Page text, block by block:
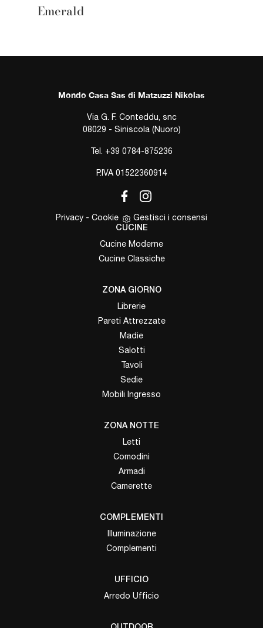
Emerald
Mondo Casa Sas di Matzuzzi Nikolas
Via G. F. Conteddu, snc
08029 - Siniscola (Nuoro)
Tel. +39 0784-875236
P.IVA 01522360914
Privacy - Cookie Gestisci i consensi
CUCINE
Cucine Moderne
Cucine Classiche
ZONA GIORNO
Librerie
Pareti Attrezzate
Madie
Salotti
Tavoli
Sedie
Mobili Ingresso
ZONA NOTTE
Letti
Comodini
Armadi
Camerette
COMPLEMENTI
Illuminazione
Complementi
UFFICIO
Arredo Ufficio